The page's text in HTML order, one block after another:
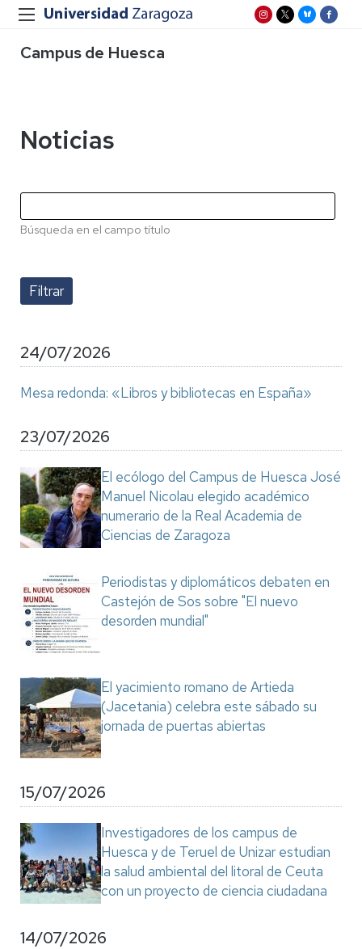
Campus de Huesca
Noticias
Búsqueda en el campo título
24/07/2026
Mesa redonda: «Libros y bibliotecas en España»
23/07/2026
El ecólogo del Campus de Huesca José
Manuel Nicolau elegido académico
numerario de la Real Academia de
Ciencias de Zaragoza
Periodistas y diplomáticos debaten en
Castejón de Sos sobre "El nuevo
desorden mundial"
El yacimiento romano de Artieda
(Jacetania) celebra este sábado su
jornada de puertas abiertas
15/07/2026
Investigadores de los campus de
Huesca y de Teruel de Unizar estudian
la salud ambiental del litoral de Ceuta
con un proyecto de ciencia ciudadana
14/07/2026